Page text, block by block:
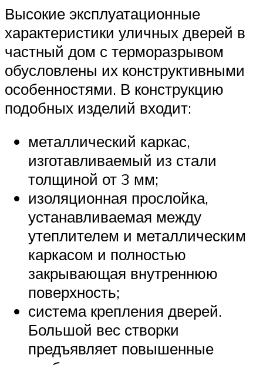
Высокие эксплуатационные
характеристики уличных дверей в
частный дом с терморазрывом
обусловлены их конструктивными
особенностями. В конструкцию
подобных изделий входит:
металлический каркас,
изготавливаемый из стали
толщиной от 3 мм;
изоляционная прослойка,
устанавливаемая между
утеплителем и металлическим
каркасом и полностью
закрывающая внутреннюю
поверхность;
система крепления дверей.
Большой вес створки
предъявляет повышенные